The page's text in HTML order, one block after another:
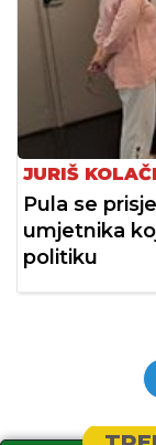
JURIŠ KOLAČI
Pula se
umjetnika
politiku